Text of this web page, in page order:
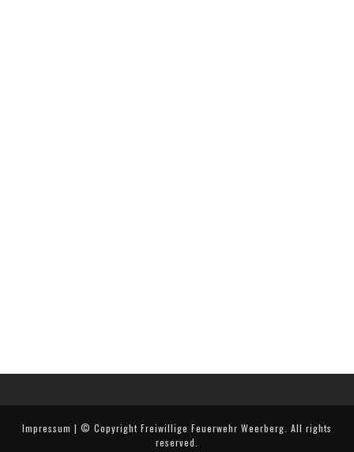
Impressum | © Copyright Freiwillige Feuerwehr Weerberg . All rights
reserved.